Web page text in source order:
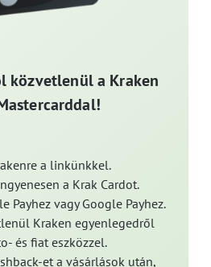
közvetlenül a Kraken
a linkünkkel.
a Krak Cardot.
Payhez vagy Google Payhez.
Kraken egyenlegedről
és fiat eszközzel.
et a vásárlások után,